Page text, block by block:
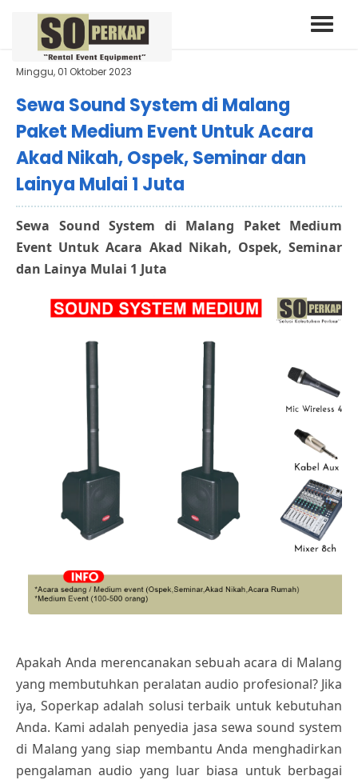
Minggu, 01 Oktober 2023
Sewa Sound System di Malang
Paket Medium Event Untuk Acara
Akad Nikah, Ospek, Seminar dan
Lainya Mulai 1 Juta
Sewa Sound System di Malang Paket Medium
Event Untuk Acara Akad Nikah, Ospek, Seminar
dan Lainya Mulai 1 Juta
Apakah Anda merencanakan sebuah acara di Malang
yang membutuhkan peralatan audio profesional? Jika
iya, Soperkap adalah solusi terbaik untuk kebutuhan
Anda. Kami adalah penyedia jasa sewa sound system
di Malang yang siap membantu Anda menghadirkan
pengalaman audio yang luar biasa untuk berbagai